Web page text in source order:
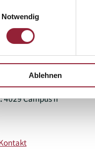
Notwendig
Ablehnen
761 200-1362
freiburg.de
4029 Campus II